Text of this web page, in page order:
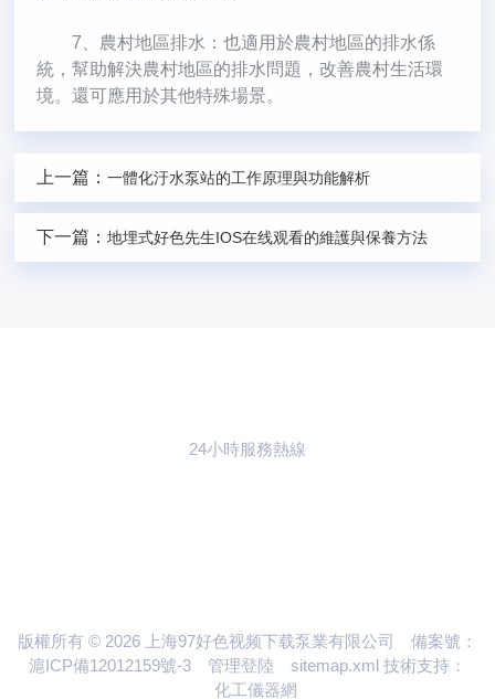
7、農村地區排水：也適用於農村地區的排水係
統，幫助解決農村地區的排水問題，改善農村生活環
境。還可應用於其他特殊場景。
上一篇：一體化汙水泵站的工作原理與功能解析
下一篇：地埋式好色先生IOS在线观看的維護與保養方法
24小時服務熱線
版權所有 © 2026 上海97好色视频下载泵業有限公司 備案號：
滬ICP備12012159號-3
管理登陸 sitemap.xml 技術支持：
化工儀器網